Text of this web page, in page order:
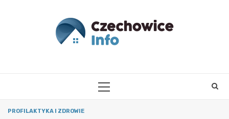
PRIMARY
PROFILAKTYKA I ZDROWIE